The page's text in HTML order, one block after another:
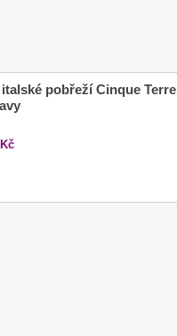
pobřeží Cinque Terre
Kč